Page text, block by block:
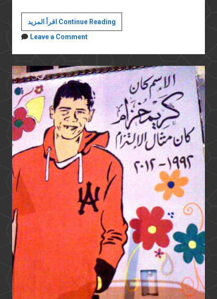
اقرأ المزيد Continue Readingقاطعوا
الجامعة
بالقاهرة
Leave a Comment